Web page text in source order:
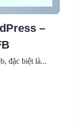
–
đặc biệt là...